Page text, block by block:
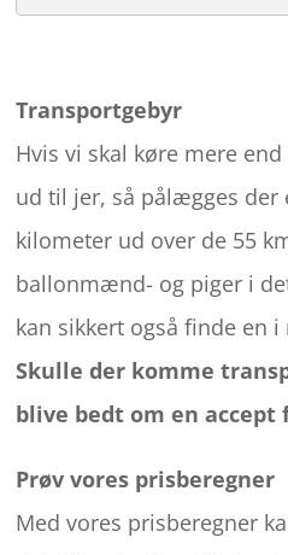
Transportgebyr
Hvis vi skal køre mere
ud til jer, så pålægges der
kilometer ud over de 55
ballonmænd- og piger i
kan sikkert også finde en
Skulle der komme
blive bedt om en
Prøv vores prisberegner
Med vores prisberegner